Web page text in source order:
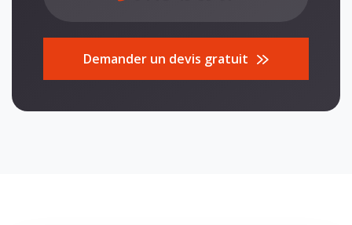
Demander un devis gratuit